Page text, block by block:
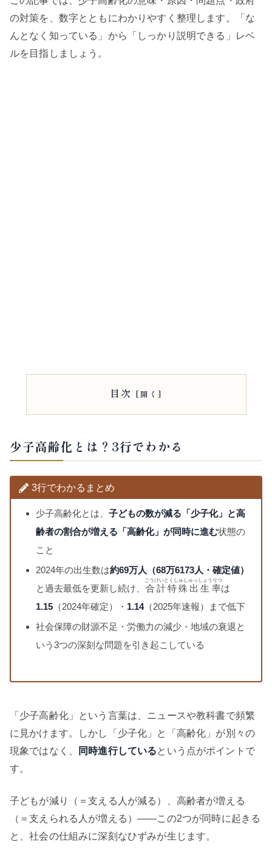
の対策を、数字とともにわかりやすく整理します。「な
んとなく知っている」から「しっかり説明できる」レベ
ルを目指しましょう。
目次
少子高齢化とは？3行でわかる
3行でわかるまとめ
少子高齢化とは、 子どもの数が減る「少子化」と高
齢者の割合が増える「高齢化」が同時に進む状態の
こと
2024年の出生数は約69万人（68万6173人・確定値）
と過去最低を更新し続け、 合計特殊出生率
ごうけいとくしゅしゅっしょうりつ
は
1.15 （2024年確定）・ 1.14（2025年速報）まで低下
社会保障の財源不足・労働力の減少・地域の衰退と
いう3つの深刻な問題を引き起こしている
「少子高齢化」という言葉は、ニュースや教科書で頻繁
に見かけます。しかし「少子化」と「高齢化」が別々の
現象ではなく、
同時進行しているという点がポイントで
す。
子どもが減り（＝支える人が減る）、高齢者が増える
（＝支えられる人が増える）——この2つが同時に起きる
と、社会の仕組みに深刻なひずみが生じます。